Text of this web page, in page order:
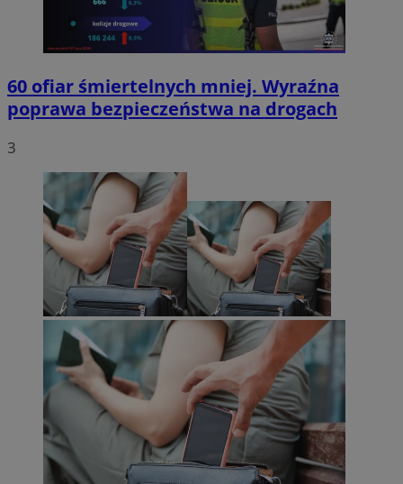
60 ofiar śmiertelnych mniej. Wyraźna
poprawa bezpieczeństwa na drogach
3